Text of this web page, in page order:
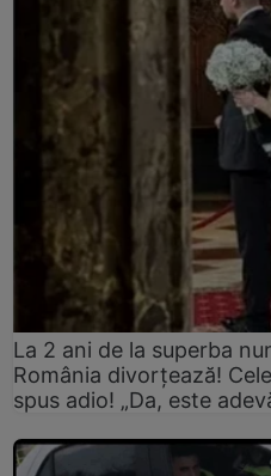
La 2 ani de la superba
România divorțează!
spus adio! „Da, este